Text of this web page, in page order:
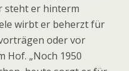
steht er hinterm
wirbt er beherzt für
oder vor
Hof. „Noch 1950